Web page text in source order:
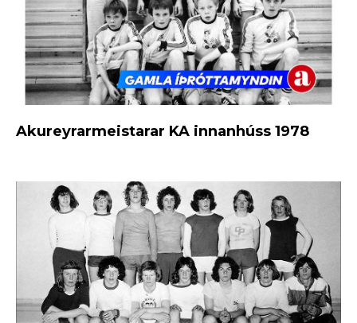
Akureyrarmeistarar KA innanhúss 1978